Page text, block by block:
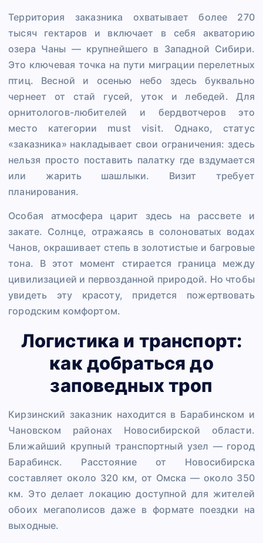
Территория заказника охватывает более 270
тысяч гектаров и включает в себя акваторию
озера Чаны — крупнейшего в Западной Сибири.
Это ключевая точка на пути миграции перелетных
птиц. Весной и осенью небо здесь буквально
чернеет от стай гусей, уток и лебедей. Для
орнитологов-любителей и бердвотчеров это
место категории must visit. Однако, статус
«заказника» накладывает свои ограничения: здесь
нельзя просто поставить палатку где вздумается
или жарить шашлыки. Визит требует
планирования.
Особая атмосфера царит здесь на рассвете и
закате. Солнце, отражаясь в солоноватых водах
Чанов, окрашивает степь в золотистые и багровые
тона. В этот момент стирается граница между
цивилизацией и первозданной природой. Но чтобы
увидеть эту красоту, придется пожертвовать
городским комфортом.
Логистика и транспорт:
как добраться до
заповедных троп
Кирзинский заказник находится в Барабинском и
Чановском районах Новосибирской области.
Ближайший крупный транспортный узел — город
Барабинск. Расстояние от Новосибирска
составляет около 320 км, от Омска — около 350
км. Это делает локацию доступной для жителей
обоих мегаполисов даже в формате поездки на
выходные.